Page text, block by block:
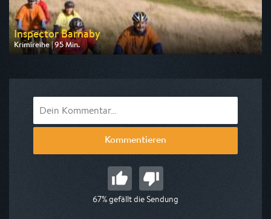
Inspector Barnaby
Krimireihe | 95 Min.
Ausgestrahlt von ZDF neo
Kommentieren
67% gefällt die Sendung